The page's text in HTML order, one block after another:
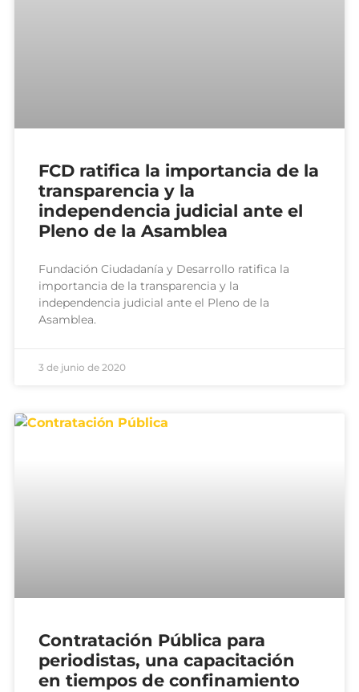
FCD ratifica la importancia de la
transparencia y la
independencia judicial ante el
Pleno de la Asamblea
Fundación Ciudadanía y Desarrollo ratifica la
importancia de la transparencia y la
independencia judicial ante el Pleno de la
Asamblea.
3 de junio de 2020
Contratación Pública para
periodistas, una capacitación
en tiempos de confinamiento